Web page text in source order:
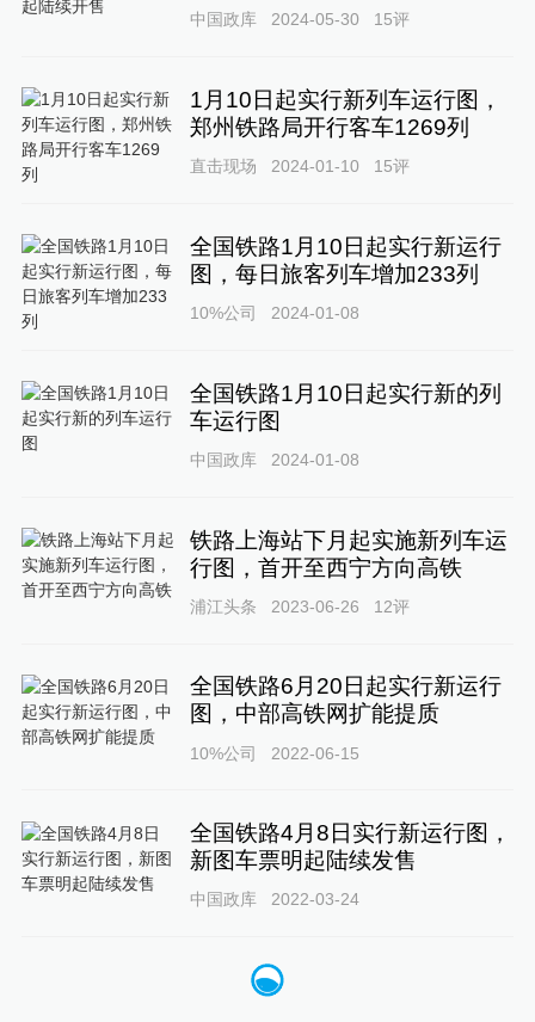
中国政库 2024-05-30 15评
1月10日起实行新列车运行图，
郑州铁路局开行客车1269列
直击现场 2024-01-10 15评
全国铁路1月10日起实行新运行
图，每日旅客列车增加233列
10%公司 2024-01-08
全国铁路1月10日起实行新的列
车运行图
中国政库 2024-01-08
铁路上海站下月起实施新列车运
行图，首开至西宁方向高铁
浦江头条 2023-06-26 12评
全国铁路6月20日起实行新运行
图，中部高铁网扩能提质
10%公司 2022-06-15
全国铁路4月8日实行新运行图，
新图车票明起陆续发售
中国政库 2022-03-24